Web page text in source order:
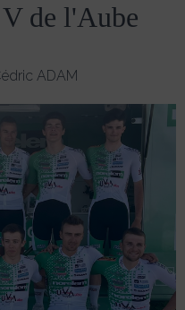
de l'Aube
ADAM